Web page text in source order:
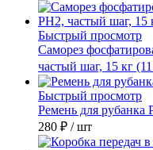
Быстрый просмотр
Саморез
частый шаг, 15 кг
Быстрый просмотр
Ремень для рубанка
280 ₽ / шт